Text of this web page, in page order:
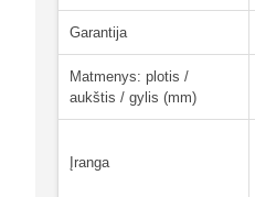
Garantija
Matmenys: plotis /
aukštis / gylis (mm)
Įranga